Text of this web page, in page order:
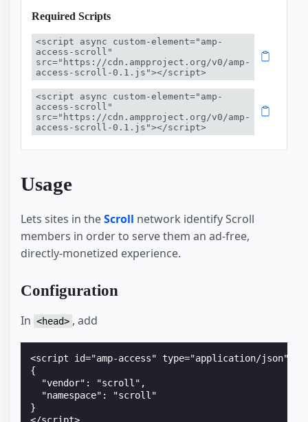
Required Scripts
<script async custom-element="amp-
access-scroll"
src="https://cdn.ampproject.org/v0/amp-
access-scroll-0.1.js"></script>
<script async custom-element="amp-
access-scroll"
src="https://cdn.ampproject.org/v0/amp-
access-scroll-0.1.js"></script>
Usage
Lets sites in theScroll network identify Scroll
members in order to serve them an ad-free,
directly-monetized experience.
Configuration
In <head> , add
<script id="amp-access" type="application/json">
{
  "vendor": "scroll",
  "namespace": "scroll"
}